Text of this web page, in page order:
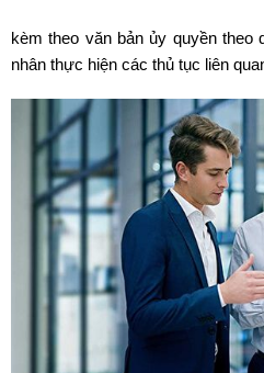
kèm theo văn bản ủy quyền theo
nhân thực hiện các thủ tục liên